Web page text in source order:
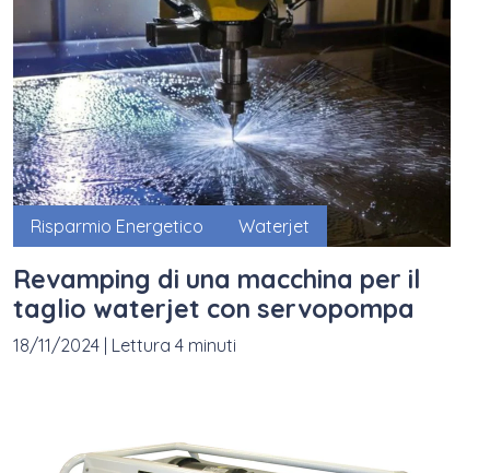
Risparmio Energetico Waterjet
Revamping di una macchina per il
taglio waterjet con servopompa
18/11/2024 Lettura 4 minuti